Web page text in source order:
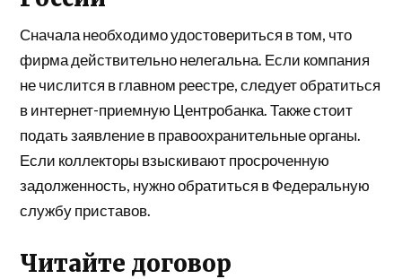
Сначала необходимо удостовериться в том, что
фирма действительно нелегальна. Если компания
не числится в главном реестре, следует обратиться
в интернет-приемную Центробанка. Также стоит
подать заявление в правоохранительные органы.
Если коллекторы взыскивают просроченную
задолженность, нужно обратиться в Федеральную
службу приставов.
Читайте договор